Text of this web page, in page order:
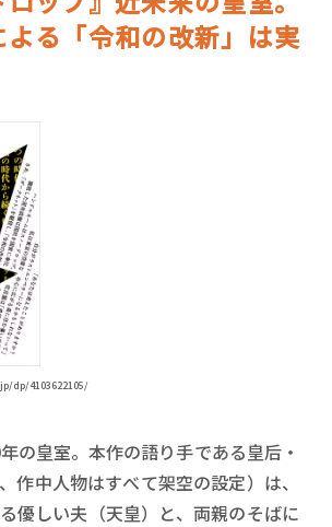
る「令和の改新」は実
dp/4103622105/
の皇室。本作の語り手である皇后・
作中人物はすべて架空の設定）は、
優しい夫（天皇）と、両親のそばに